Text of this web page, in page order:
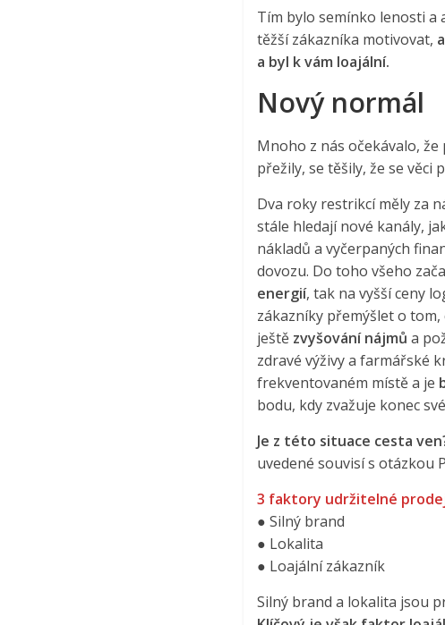
Tím bylo semínko lenosti a
těžší zákazníka motivovat,
a byl k vám loajální.
Nový normál
Mnoho z nás očekávalo,
přežily, se těšily, že se věci
Dva roky restrikcí měly za
stále hledají nové kanály,
nákladů a vyčerpaných
dovozu. Do toho všeho
energií, tak na vyšší ceny
zákazníky přemýšlet o
ještě zvyšování nájmů a
zdravé výživy a farmářské
frekventovaném místě a je
bodu, kdy zvažuje konec
Je z této situace cesta
uvedené souvisí s otázkou
3 faktory udržitelné
● Silný brand
● Lokalita
● Loajální zákazník
Silný brand a lokalita jsou